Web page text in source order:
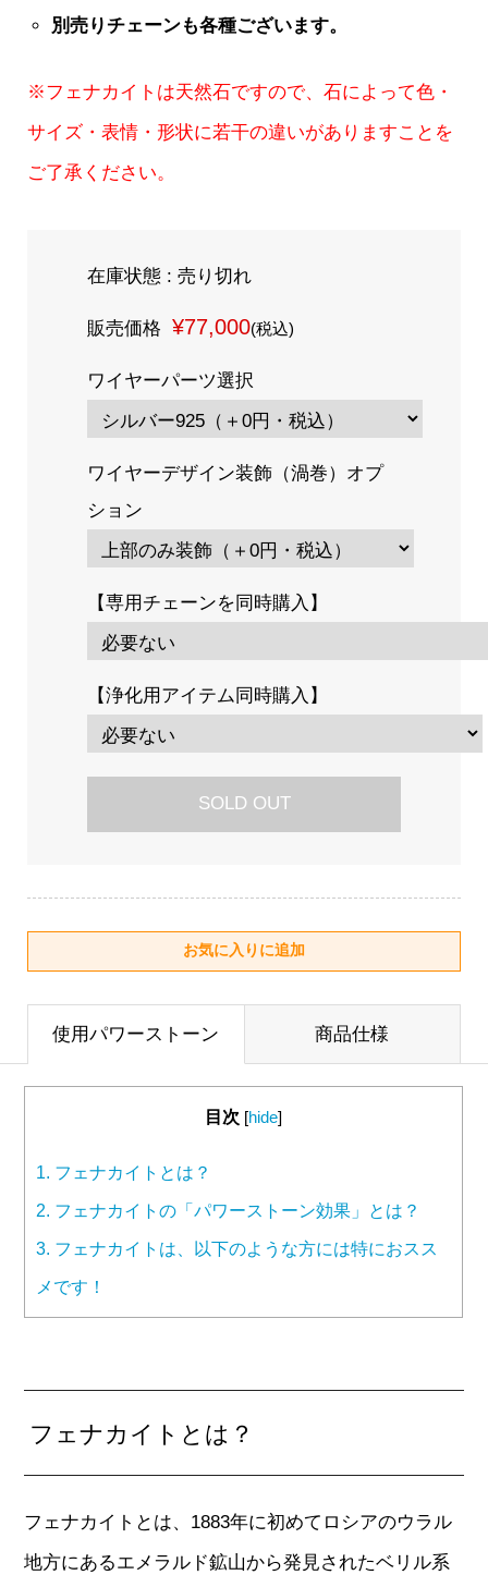
別売りチェーンも各種ございます。
※フェナカイトは天然石ですので、石によって色・
サイズ・表情・形状に若干の違いがありますことを
ご了承ください。
在庫状態 : 売り切れ
販売価格 ¥77,000(税込)
ワイヤーパーツ選択
ワイヤーデザイン装飾（渦巻）オプ
ション
【専用チェーンを同時購入】
【浄化用アイテム同時購入】
SOLD OUT
使用パワーストーン 商品仕様
目次 [hide]
1. フェナカイトとは？
2. フェナカイトの「パワーストーン効果」とは？
3. フェナカイトは、以下のような方には特におスス
メです！
フェナカイトとは？
フェナカイトとは、1883年に初めてロシアのウラル
地方にあるエメラルド鉱山から発見されたベリル系